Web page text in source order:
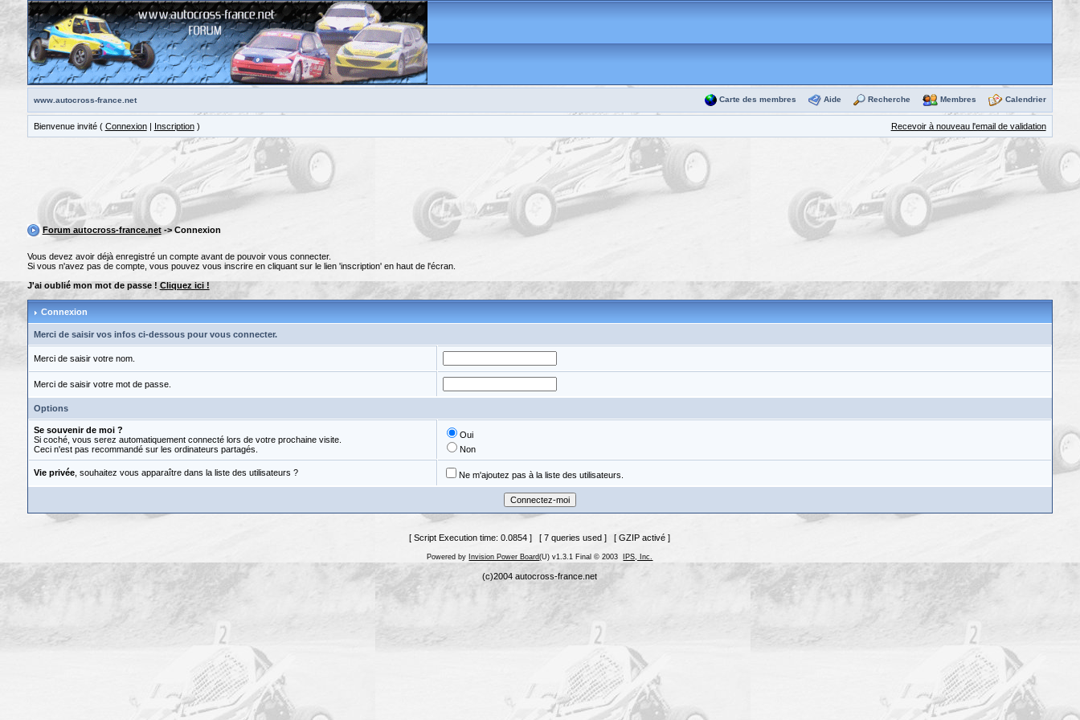
www.autocross-france.net Carte des membres Aide Recherche Membres Calendrier
Bienvenue invité ( Connexion| Inscription) Recevoir à nouveau l'email de validation
Forum autocross-france.net-> Connexion
Vous devez avoir déjà enregistré un compte avant de pouvoir vous connecter.
Si vous n'avez pas de compte, vous pouvez vous inscrire en cliquant sur le lien 'inscription' en haut de l'écran.
J'ai oublié mon mot de passe ! Cliquez ici !
Connexion
Merci de saisir vos infos ci-dessous pour vous connecter.
Merci de saisir votre nom.
Merci de saisir votre mot de passe.
Options
Se souvenir de moi ?
Si coché, vous serez automatiquement connecté lors de votre prochaine visite.
Ceci n'est pas recommandé sur les ordinateurs partagés.
Oui
Non
Vie privée, souhaitez vous apparaître dans la liste des utilisateurs ? Ne m'ajoutez pas à la liste des utilisateurs.
[ Script Execution time: 0.0854 ] [ 7 queries used ] [ GZIP activé ]
Powered by Invision Power Board(U) v1.3.1 Final © 2003 IPS, Inc.
(c)2004 autocross-france.net